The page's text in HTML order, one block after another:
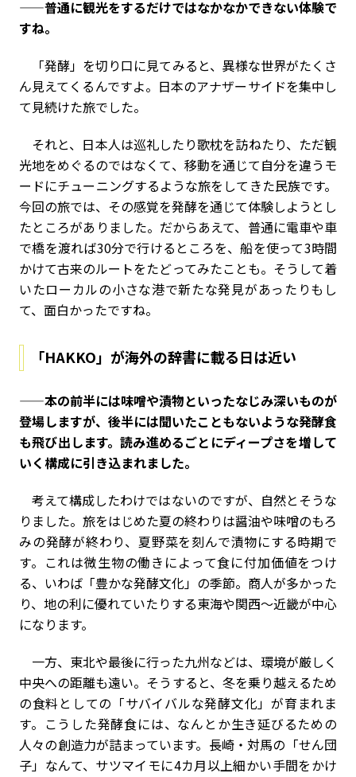
——普通に観光をするだけではなかなかできない体験で
すね。
「発酵」を切り口に見てみると、異様な世界がたくさ
ん見えてくるんですよ。日本のアナザーサイドを集中し
て見続けた旅でした。
それと、日本人は巡礼したり歌枕を訪ねたり、ただ観
光地をめぐるのではなくて、移動を通じて自分を違うモ
ードにチューニングするような旅をしてきた民族です。
今回の旅では、その感覚を発酵を通じて体験しようとし
たところがありました。だからあえて、普通に電車や車
で橋を渡れば30分で行けるところを、船を使って3時間
かけて古来のルートをたどってみたことも。そうして着
いたローカルの小さな港で新たな発見があったりもし
て、面白かったですね。
「HAKKO」が海外の辞書に載る日は近い
——本の前半には味噌や漬物といったなじみ深いものが
登場しますが、後半には聞いたこともないような発酵食
も飛び出します。読み進めるごとにディープさを増して
いく構成に引き込まれました。
考えて構成したわけではないのですが、自然とそうな
りました。旅をはじめた夏の終わりは醤油や味噌のもろ
みの発酵が終わり、夏野菜を刻んで漬物にする時期で
す。これは微生物の働きによって食に付加価値をつけ
る、いわば「豊かな発酵文化」の季節。商人が多かった
り、地の利に優れていたりする東海や関西〜近畿が中心
になります。
一方、東北や最後に行った九州などは、環境が厳しく
中央への距離も遠い。そうすると、冬を乗り越えるため
の食料としての「サバイバルな発酵文化」が育まれま
す。こうした発酵食には、なんとか生き延びるための
人々の創造力が詰まっています。長崎・対馬の「せん団
子」なんて、サツマイモに4カ月以上細かい手間をかけ